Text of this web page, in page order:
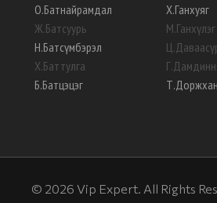
О.Батнайрамдал
Ж.Батсуурь
Н.Батсүмбэрэл
Х.Баттулга
Б.Батцэцэг
Х.Ганхуяг
М.Ганхүлэг
Ц.
Г.
Т.
© 2026 Vip Expert. All Rights